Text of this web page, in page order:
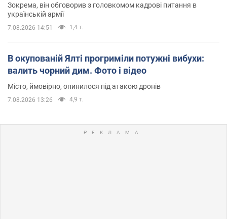
Зокрема, він обговорив з головкомом кадрові питання в
українській армії
7.08.2026 14:51 1,4 т.
В окупованій Ялті прогриміли потужні вибухи:
валить чорний дим. Фото і відео
Місто, ймовірно, опинилося під атакою дронів
7.08.2026 13:26 4,9 т.